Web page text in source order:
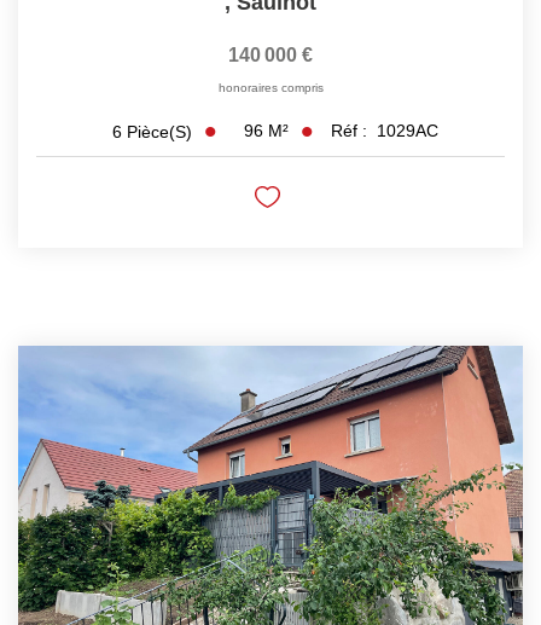
140 000 €
honoraires compris
6 Pièce(s) 96 M² Réf : 1029AC